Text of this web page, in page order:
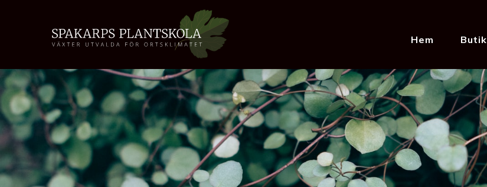
Hem Butik